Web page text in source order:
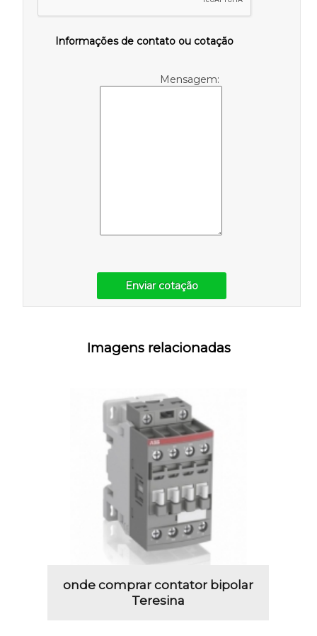
Informações de contato ou cotação
Mensagem:
Enviar cotação
Imagens relacionadas
onde comprar contator bipolar
Teresina